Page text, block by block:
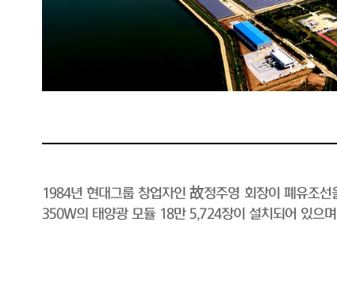
1984년 현대그룹 창업자인 故정주영 회장이 폐유조
350W의 태양광 모듈 18만 5,724장이 설치되어 있으